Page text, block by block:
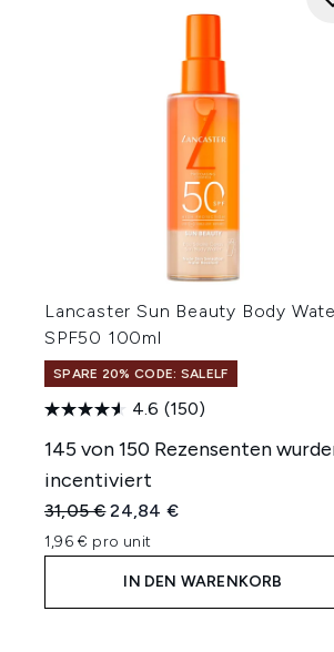
Lancaster Sun Beauty Body
SPF50 100ml
SPARE 20% CODE: SALELF
4.6 (150)
145 von 150 Rezensenten
incentiviert
Unverbindliche Preisempfehlung:
31,05 €Aktueller Preis:
24,84 €
1,96 € pro unit
IN DEN WARENKORB